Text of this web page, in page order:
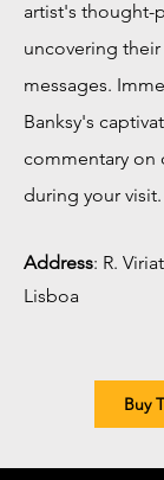
artist's thought-
uncovering
messages.
Banksy's
commentary on
during your visit.
Address: R.
Lisboa
Buy